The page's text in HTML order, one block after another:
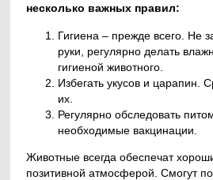
несколько важных правил:
Гигиена – прежде всего. Не
руки, регулярно делать
гигиеной животного.
Избегать укусов и царапин.
их.
Регулярно обследовать
необходимые вакцинации.
Животные всегда обеспечат
позитивной атмосферой. Смогут